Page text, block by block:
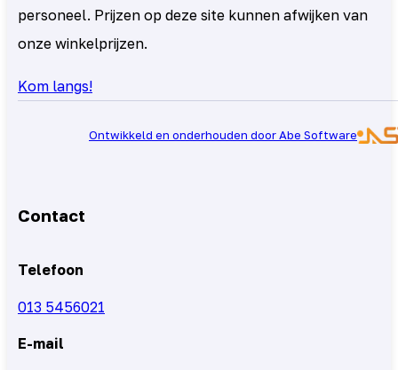
personeel. Prijzen op deze site kunnen afwijken van
onze winkelprijzen.
Kom langs!
Ontwikkeld en onderhouden door Abe Software
Contact
Telefoon
013 5456021
E-mail